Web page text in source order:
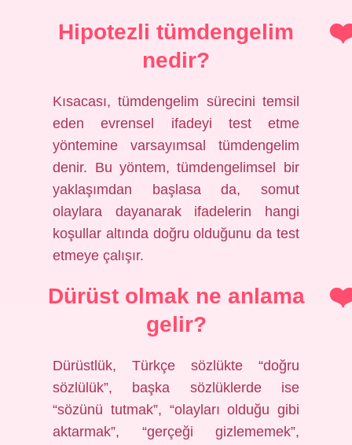
Hipotezli tümdengelim
nedir?
Kısacası, tümdengelim sürecini temsil
eden evrensel ifadeyi test etme
yöntemine varsayımsal tümdengelim
denir. Bu yöntem, tümdengelimsel bir
yaklaşımdan başlasa da, somut
olaylara dayanarak ifadelerin hangi
koşullar altında doğru olduğunu da test
etmeye çalışır.
Dürüst olmak ne anlama
gelir?
Dürüstlük, Türkçe sözlükte “doğru
sözlülük”, başka sözlüklerde ise
“sözünü tutmak”, “olayları olduğu gibi
aktarmak”, “gerçeği gizlememek”,